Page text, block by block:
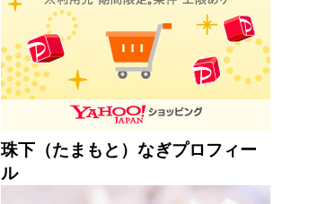
珠下（たまもと）なぎプロフィー
ル